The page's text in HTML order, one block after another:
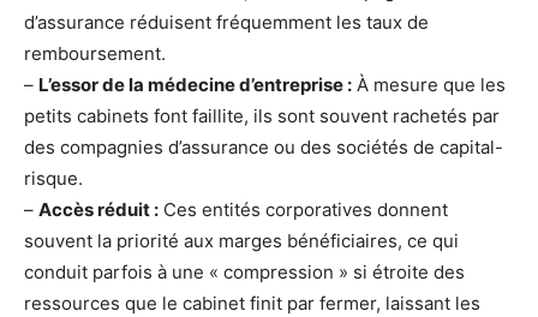
d’assurance réduisent fréquemment les taux de
remboursement.
– L’essor de la médecine d’entreprise : À mesure que les
petits cabinets font faillite, ils sont souvent rachetés par
des compagnies d’assurance ou des sociétés de capital-
risque.
– Accès réduit : Ces entités corporatives donnent
souvent la priorité aux marges bénéficiaires, ce qui
conduit parfois à une « compression » si étroite des
ressources que le cabinet finit par fermer, laissant les